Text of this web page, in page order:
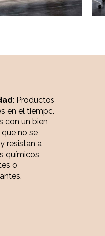
: Productos
en el tiempo.
con un bien
no se
resistan a
químicos,
o